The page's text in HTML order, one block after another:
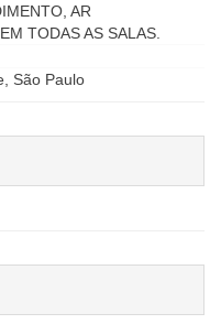
AR
TODAS AS SALAS.
São Paulo